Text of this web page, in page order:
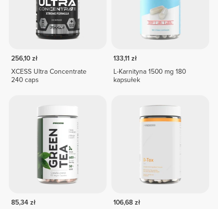
256,10 zł
XCESS Ultra Concentrate
240 caps
133,11 zł
L-Karnityna 1500 mg 180
kapsułek
85,34 zł
106,68 zł